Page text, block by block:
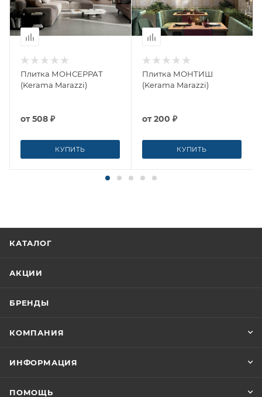
Плитка МОНСЕРРАТ
(Kerama Marazzi)
от508 ₽
КУПИТЬ
Плитка МОНТИШ
(Kerama Marazzi)
от200 ₽
КУПИТЬ
КАТАЛОГ
АКЦИИ
БРЕНДЫ
КОМПАНИЯ
ИНФОРМАЦИЯ
ПОМОЩЬ